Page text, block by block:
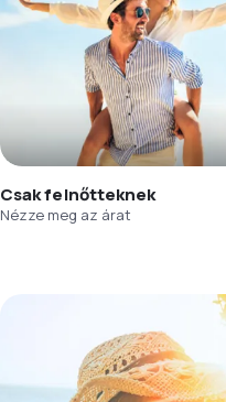
Csak felnőtteknek
Nézze meg az árat